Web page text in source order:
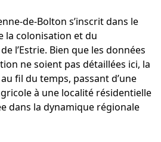
de-Bolton s’inscrit dans le
la colonisation et du
l’Estrie. Bien que les données
ne soient pas détaillées ici, la
fil du temps, passant d’une
à une localité résidentielle
dans la dynamique régionale